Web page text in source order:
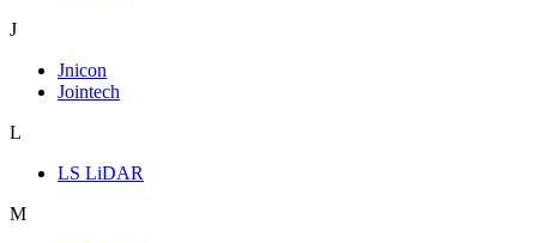
J
Jnicon
Jointech
L
LS LiDAR
M